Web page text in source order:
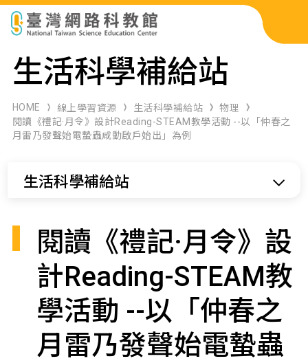
科展作品檢索
科學研習月刊
線上教學資源
關於本站 網站導覽
生活科學補給站
HOME 線上學習資源 生活科學補給站
物理
閱讀《禮記·月令》設計Reading-STEAM教學活動 --以「仲春之
月雷乃發聲始電蟄蟲咸動啟戶始出」為例
生活科學補給站
閱讀《禮記·月令》設
計Reading-STEAM教
學活動 --以「仲春之
月雷乃發聲始電蟄蟲